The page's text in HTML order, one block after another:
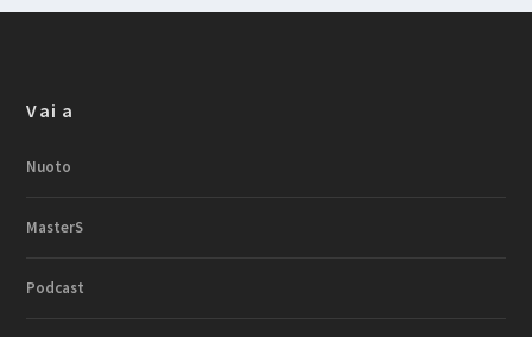
Vai a
Nuoto
MasterS
Podcast